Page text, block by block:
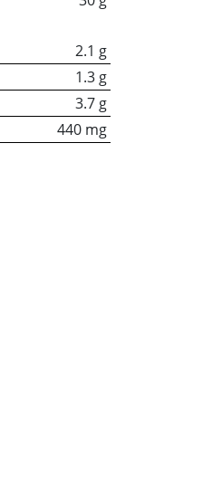
2.1 g
1.3 g
3.7 g
440 mg